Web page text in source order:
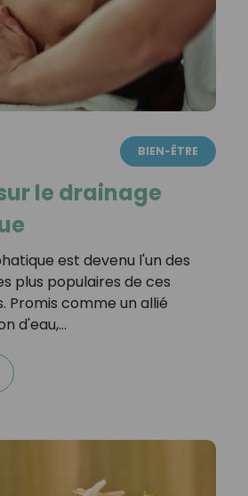
BIEN-ÊTRE
le drainage
est devenu l'un des
plus populaires de ces
Promis comme un allié
d'eau,…